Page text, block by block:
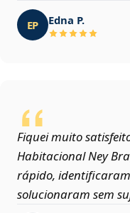
EP Edna P.
Fiquei muito
Habitacional Ney
rápido,
solucionaram sem